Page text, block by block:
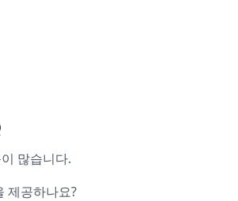
많습니다.
제공하나요?